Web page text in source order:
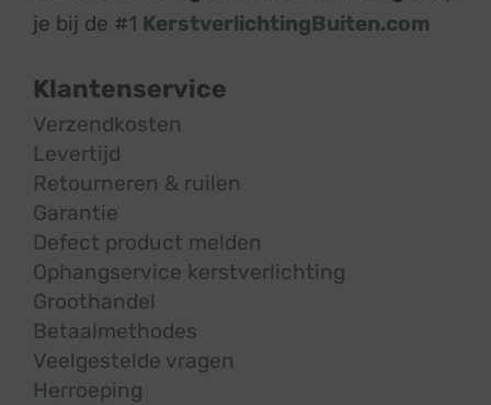
je bij de #1 KerstverlichtingBuiten.com
Klantenservice
Verzendkosten
Levertijd
Retourneren & ruilen
Garantie
Defect product melden
Ophangservice kerstverlichting
Groothandel
Betaalmethodes
Veelgestelde vragen
Herroeping